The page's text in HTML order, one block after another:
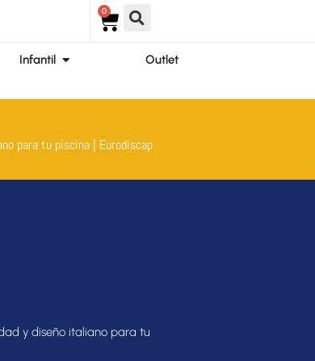
0
Carrito
Infantil Abrir Infantil Outlet
para tu piscina | Eurodiscap
y diseño italiano para tu